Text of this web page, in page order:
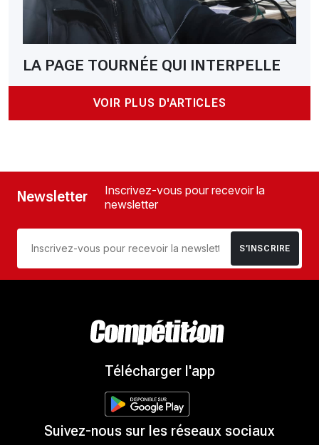
LA PAGE TOURNÉE QUI INTERPELLE
VOIR PLUS D'ARTICLES
Newsletter
Inscrivez-vous pour recevoir la
newsletter
S’INSCRIRE
Télécharger l'app
Suivez-nous sur les réseaux sociaux